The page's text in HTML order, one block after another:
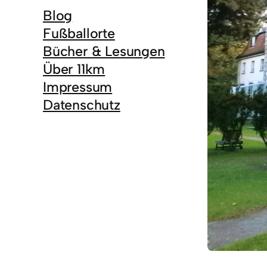
Blog
Fußballorte
Bücher & Lesungen
Über 11km
Impressum
Datenschutz